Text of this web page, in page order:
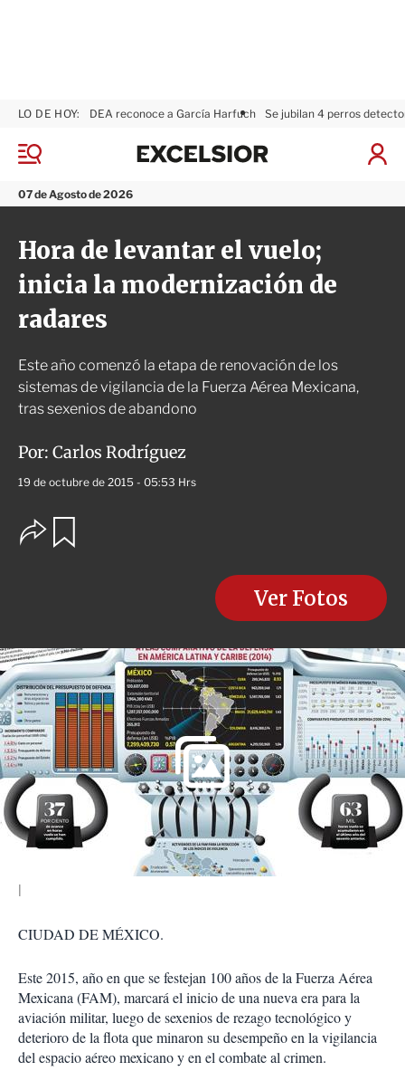
M
n
ú
07 de Agosto de 2026
LO DE HOY: DEA reconoce a García Harfuch Se jubilan 4 perros
I
x
l
i
o
r
Hora de levantar el vuelo;
inicia la modernización de
radares
Este año comenzó la etapa de renovación de los
sistemas de vigilancia de la Fuerza Aérea Mexicana,
tras sexenios de abandono
Por: Carlos Rodríguez
19 de octubre de 2015 - 05:53 Hrs
O
p
s
d
e
c
o
m
p
a
r
t
i
r
Ver Fotos
CIUDAD DE MÉXICO.
Este 2015, año en que se festejan 100 años de la Fuerza Aérea
Mexicana (FAM), marcará el inicio de una nueva era para la
aviación militar, luego de sexenios de rezago tecnológico y
deterioro de la flota que minaron su desempeño en la vigilancia
del espacio aéreo mexicano y en el combate al crimen.